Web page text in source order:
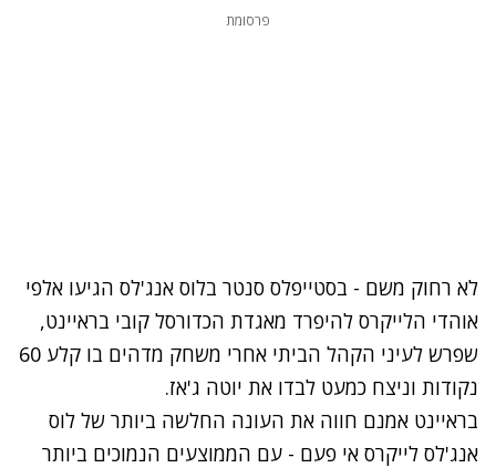
פרסומת
לא רחוק משם - בסטייפלס סנטר בלוס אנג'לס הגיעו אלפי
אוהדי הלייקרס להיפרד מאגדת הכדורסל קובי בראיינט,
שפרש לעיני הקהל הביתי אחרי משחק מדהים בו קלע 60
נקודות וניצח כמעט לבדו את יוטה ג'אז.
בראיינט אמנם חווה את העונה החלשה ביותר של לוס
אנג'לס לייקרס אי פעם - עם הממוצעים הנמוכים ביותר